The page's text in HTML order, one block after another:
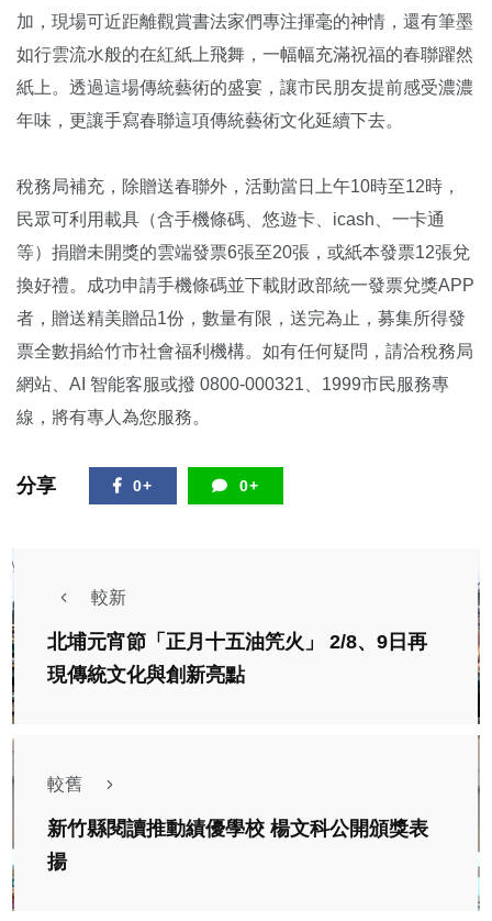
加，現場可近距離觀賞書法家們專注揮毫的神情，還有筆墨
如行雲流水般的在紅紙上飛舞，一幅幅充滿祝福的春聯躍然
紙上。透過這場傳統藝術的盛宴，讓市民朋友提前感受濃濃
年味，更讓手寫春聯這項傳統藝術文化延續下去。
稅務局補充，除贈送春聯外，活動當日上午10時至12時，
民眾可利用載具（含手機條碼、悠遊卡、icash、一卡通
等）捐贈未開獎的雲端發票6張至20張，或紙本發票12張兌
換好禮。成功申請手機條碼並下載財政部統一發票兌獎APP
者，贈送精美贈品1份，數量有限，送完為止，募集所得發
票全數捐給竹市社會福利機構。如有任何疑問，請洽稅務局
網站、AI 智能客服或撥 0800-000321、1999市民服務專
線，將有專人為您服務。
分享 0+ 0+
較新
北埔元宵節「正月十五油笐火」 2/8、9日再
現傳統文化與創新亮點
較舊
新竹縣閱讀推動績優學校 楊文科公開頒獎表
揚